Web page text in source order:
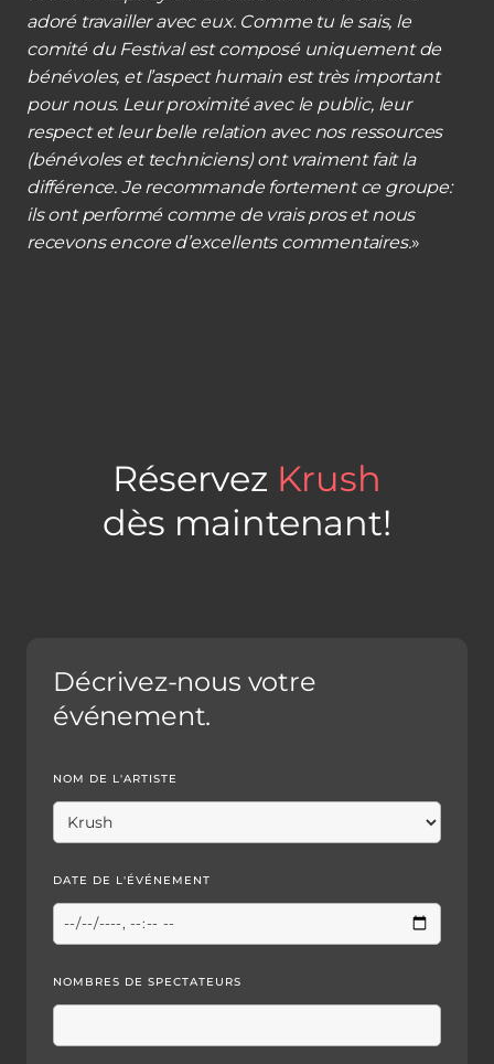
adoré travailler avec eux. Comme tu le sais, le
comité du Festival est composé uniquement de
bénévoles, et l’aspect humain est très important
pour nous. Leur proximité avec le public, leur
respect et leur belle relation avec nos ressources
(bénévoles et techniciens) ont vraiment fait la
différence. Je recommande fortement ce groupe:
ils ont performé comme de vrais pros et nous
recevons encore d’excellents commentaires.»
Réservez Krush
dès maintenant!
Décrivez-nous votre
événement.
NOM DE L'ARTISTE
DATE DE L'ÉVÉNEMENT
NOMBRES DE SPECTATEURS